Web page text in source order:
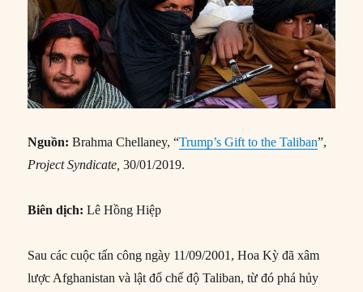
Nguồn:Brahma Chellaney, “Trump’s Gift to the Taliban”,
Project Syndicate,30/01/2019.
Biên dịch:Lê Hồng Hiệp
Sau các cuộc tấn công ngày 11/09/2001, Hoa Kỳ đã xâm
lược Afghanistan và lật đổ chế độ Taliban, từ đó phá hủy